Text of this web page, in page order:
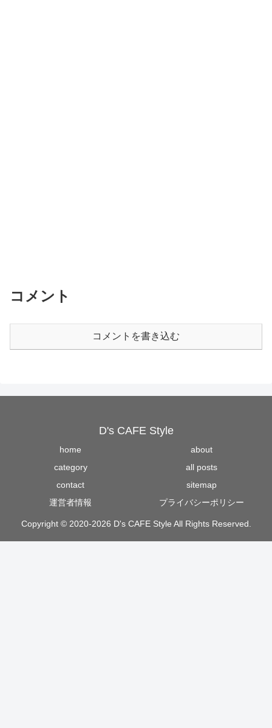
コメント
コメントを書き込む
D's CAFE Style
home
about
category
all posts
contact
sitemap
運営者情報
プライバシーポリシー
Copyright © 2020-2026 D's CAFE Style All Rights Reserved.